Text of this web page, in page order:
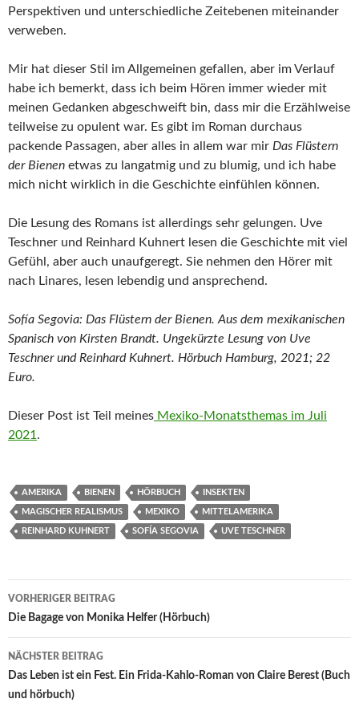
Perspektiven und unterschiedliche Zeitebenen miteinander
verweben.
Mir hat dieser Stil im Allgemeinen gefallen, aber im Verlauf
habe ich bemerkt, dass ich beim Hören immer wieder mit
meinen Gedanken abgeschweift bin, dass mir die Erzählweise
teilweise zu opulent war. Es gibt im Roman durchaus
packende Passagen, aber alles in allem war mir Das Flüstern
der Bienen etwas zu langatmig und zu blumig, und ich habe
mich nicht wirklich in die Geschichte einfühlen können.
Die Lesung des Romans ist allerdings sehr gelungen. Uve
Teschner und Reinhard Kuhnert lesen die Geschichte mit viel
Gefühl, aber auch unaufgeregt. Sie nehmen den Hörer mit
nach Linares, lesen lebendig und ansprechend.
Sofía Segovia: Das Flüstern der Bienen. Aus dem mexikanischen
Spanisch von Kirsten Brandt. Ungekürzte Lesung von Uve
Teschner und Reinhard Kuhnert. Hörbuch Hamburg, 2021; 22
Euro.
Dieser Post ist Teil meines Mexiko-Monatsthemas im Juli
2021 .
AMERIKA BIENEN HÖRBUCH INSEKTEN
MAGISCHER REALISMUS MEXIKO MITTELAMERIKA
REINHARD KUHNERT SOFÍA SEGOVIA UVE TESCHNER
Beitragsnavigation
VORHERIGER BEITRAG
Die Bagage von Monika Helfer (Hörbuch)
NÄCHSTER BEITRAG
Das Leben ist ein Fest. Ein Frida-Kahlo-Roman von Claire Berest (Buch
und hörbuch)